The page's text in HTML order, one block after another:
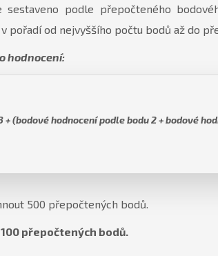
sestaveno podle přepočteného
pořadí od nejvyššího počtu bodů až do
hodnocení:
(bodové hodnocení podle bodu 2 + bodové
500 přepočtených bodů.
přepočtených bodů.